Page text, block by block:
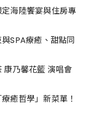
海陸饗宴與住房專
SPA療癒、甜點同
康乃馨花籃 演唱會
癒哲學」新菜單！